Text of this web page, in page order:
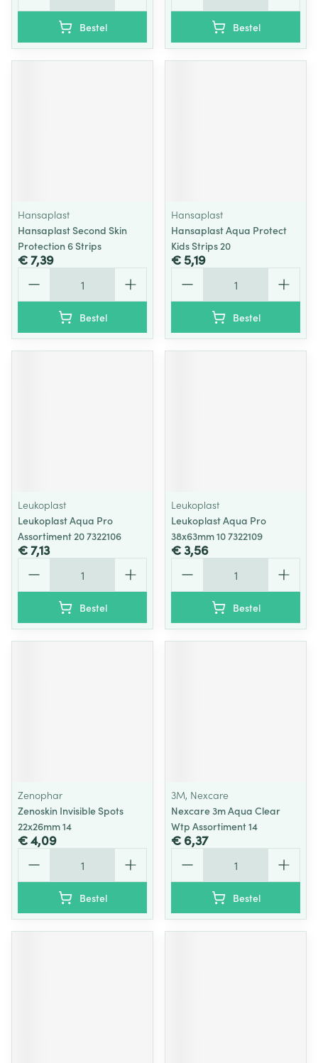
Bestel Bestel
Hansaplast
Hansaplast Second Skin
Protection 6 Strips
€ 7,39
Bestel
Hansaplast
Hansaplast Aqua Protect
Kids Strips 20
€ 5,19
Bestel
Leukoplast
Leukoplast Aqua Pro
Assortiment 20 7322106
€ 7,13
Bestel
Leukoplast
Leukoplast Aqua Pro
38x63mm 10 7322109
€ 3,56
Bestel
Zenophar
Zenoskin Invisible Spots
22x26mm 14
€ 4,09
Bestel
3M, Nexcare
Nexcare 3m Aqua Clear
Wtp Assortiment 14
€ 6,37
Bestel